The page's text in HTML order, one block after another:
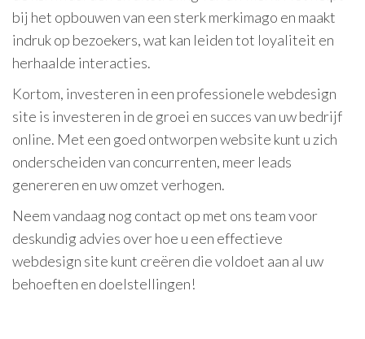
bij het opbouwen van een sterk merkimago en maakt
indruk op bezoekers, wat kan leiden tot loyaliteit en
herhaalde interacties.
Kortom, investeren in een professionele webdesign
site is investeren in de groei en succes van uw bedrijf
online. Met een goed ontworpen website kunt u zich
onderscheiden van concurrenten, meer leads
genereren en uw omzet verhogen.
Neem vandaag nog contact op met ons team voor
deskundig advies over hoe u een effectieve
webdesign site kunt creëren die voldoet aan al uw
behoeften en doelstellingen!